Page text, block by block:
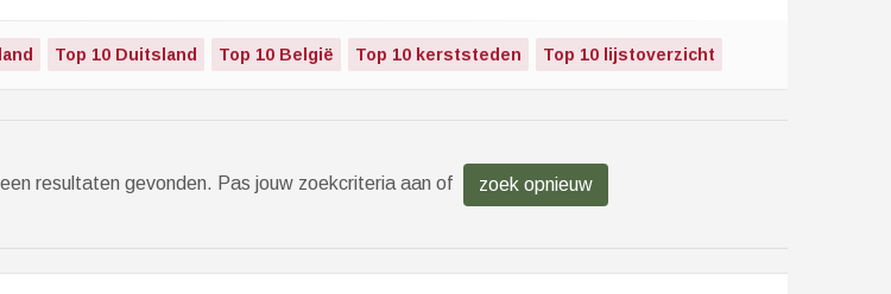
Top 10 Duitsland Top 10 België Top 10 kerststeden Top 10 lijstoverzicht
resultaten gevonden. Pas jouw zoekcriteria aan of zoek opnieuw